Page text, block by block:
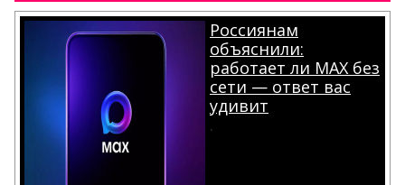
Россиянам
объяснили:
работает ли MAX без
сети — ответ вас
удивит
.